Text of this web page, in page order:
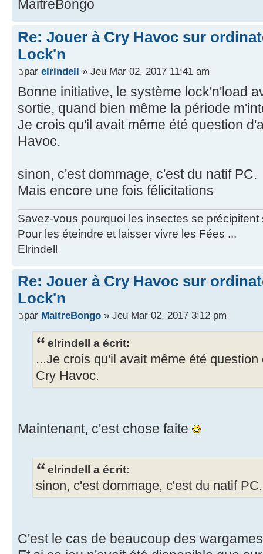
MaitreBongo
Re: Jouer à Cry Havoc sur
Lock'n
par elrindell » Jeu Mar 02, 2017 11:41 am
Bonne initiative, le système lock'n'load
sortie, quand bien même la période
Je crois qu'il avait même été question
Havoc.
sinon, c'est dommage, c'est du natif PC.
Mais encore une fois félicitations
Savez-vous pourquoi les insectes se
Pour les éteindre et laisser vivre les Fées ...
Elrindell
Re: Jouer à Cry Havoc sur
Lock'n
par MaitreBongo » Jeu Mar 02, 2017 3:12 pm
elrindell a écrit:
...Je crois qu'il avait même été
Cry Havoc.
Maintenant, c'est chose faite
elrindell a écrit:
sinon, c'est dommage, c'est du natif PC.
C'est le cas de beaucoup des